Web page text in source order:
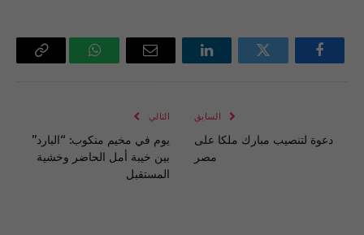
فيسبوك تويتر لينكدإن
البريد
واتساب Copy
السابق
دعوة لتنصيب مبارك ملكا على
مصر
التالي
يوم في مخيم منكوب: “البارد”
بين خيبة أمل الحاضر وخشية
المستقبل